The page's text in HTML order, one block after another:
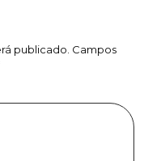
publicado. Campos